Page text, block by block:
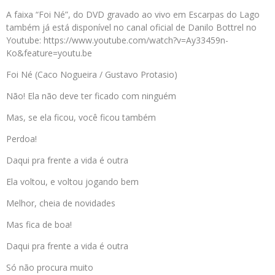
A faixa “Foi Né”, do DVD gravado ao vivo em Escarpas do Lago
também já está disponível no canal oficial de Danilo Bottrel no
Youtube: https://www.youtube.com/watch?v=Ay33459n-
Ko&feature=youtu.be
Foi Né (Caco Nogueira / Gustavo Protasio)
Não! Ela não deve ter ficado com ninguém
Mas, se ela ficou, você ficou também
Perdoa!
Daqui pra frente a vida é outra
Ela voltou, e voltou jogando bem
Melhor, cheia de novidades
Mas fica de boa!
Daqui pra frente a vida é outra
Só não procura muito